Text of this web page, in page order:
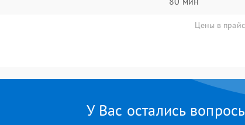
Цены в
У Вас остались